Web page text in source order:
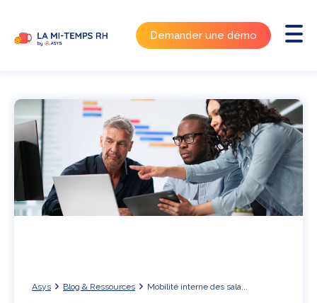
Demander une démo
Asys Blog & Ressources Mobilité interne des sala...